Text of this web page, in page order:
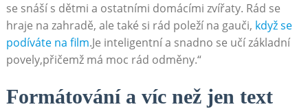
se​ snáší s dětmi a ostatními domácími​ zvířaty. Rád⁣ se
hraje na zahradě, ale také si rád poleží na gauči, když se⁢
podíváte na ‍film.Je inteligentní a snadno se učí základní
povely,přičemž má moc rád odměny.“
Formátování a víc ⁢než jen text